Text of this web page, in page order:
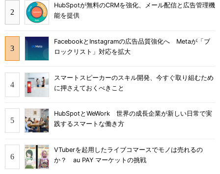
HubSpotが無料のCRMを強化、メール配信と広告管理機
能を提供
FacebookとInstagramの広告品質強化へ Metaが「ブ
ロックリスト」対応を拡大
スマートスピーカーのスキル開発、今すぐ取り組むため
に押さえておくべきこと
HubSpotとWeWork 世界の成長企業が新しい日常で実
践するスマートな働き方
VTuberを起用したライブコマースでモノは売れるの
か？ au PAY マーケットの挑戦